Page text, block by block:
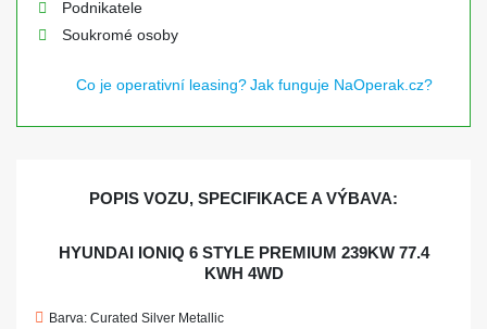
Podnikatele
Soukromé osoby
Co je operativní leasing?Jak funguje NaOperak.cz?
POPIS VOZU, SPECIFIKACE A VÝBAVA:
HYUNDAI IONIQ 6 STYLE PREMIUM 239KW 77.4
KWH 4WD
Barva: Curated Silver Metallic